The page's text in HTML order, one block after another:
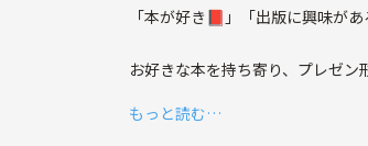
「本が好き📕」「出版に興味が
お好きな本を持ち寄り、プレゼ
興味のあるジャンルならなんでも
もっと読む…